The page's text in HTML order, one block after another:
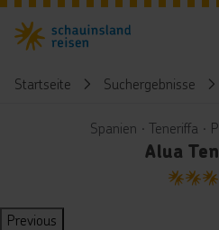
Startseite Suchergebnisse
Spanien ∙ Teneriffa ∙
Alua
4
Previous